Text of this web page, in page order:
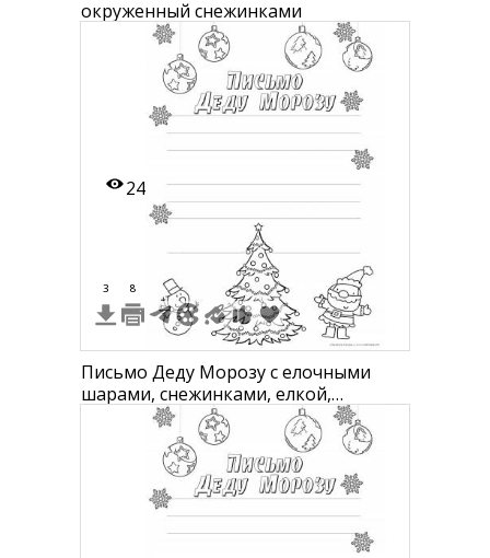
окруженный снежинками
24
3 8
Письмо Деду Морозу с елочными
шарами, снежинками, елкой,
снеговиком и Дедом Морозом